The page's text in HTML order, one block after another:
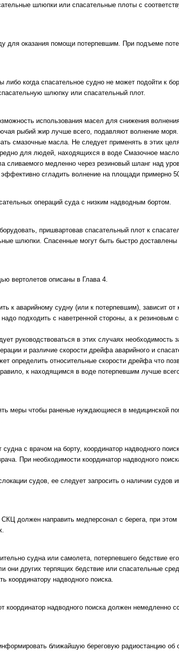
шлюпки или спасательные плоты с
для оказания помощи потерпевшим. При подъеме
когда спа­сательное судно не может подойти к
шлюпку или спасательный плот.
исполь­зования масел для снижения
рыбий жир лучше всего, подавляют волнение моря.
смазочные масла. Не следует применять в этих
для людей, находящихся в воде Смазочное
медленно через резиновый шланг над
сгладить волнение на площади примерно
операций суда с низким надводным бортом.
пришвартовав спасательный плот к
шлюпки. Спасенные могут быть быстро доставлены
вертолетов описаны в Глава 4.
к аварийному су­дну (или к потерпевшим), зависит от
подходить с наветренной стороны, а к резиновым
руководствоваться в этих случаях необходимость
и различие скорости дрейфа аварийного и
определить относительные скорости дрейфа что
к находящимся в воде потерпевшим лучше
меры чтобы раненые нуждающиеся в медицинской
с врачом на борту, координатор надводного
При необходимости координатор надводного
судов, ее следует запросить о наличии судов
должен нап­равить медперсонал с берега, при этом
судна или самолета, потерпевшего бедствие его
они других терпящих бедствие или спасательные
координатору надводного поиска.
координатор надводного поиска должен немедленно
бли­жайшую береговую радиостанцию об